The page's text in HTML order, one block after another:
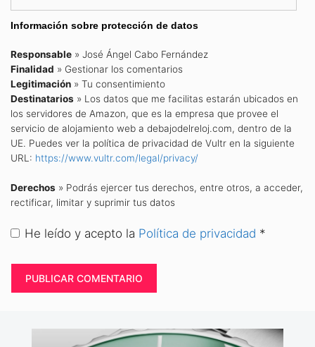
Información sobre protección de datos
Responsable » José Ángel Cabo Fernández
Finalidad » Gestionar los comentarios
Legitimación » Tu consentimiento
Destinatarios » Los datos que me facilitas estarán ubicados en
los servidores de Amazon, que es la empresa que provee el
servicio de alojamiento web a debajodelreloj.com, dentro de la
UE. Puedes ver la política de privacidad de Vultr en la siguiente
URL: https://www.vultr.com/legal/privacy/
Derechos » Podrás ejercer tus derechos, entre otros, a acceder,
rectificar, limitar y suprimir tus datos
He leído y acepto la Política de privacidad *